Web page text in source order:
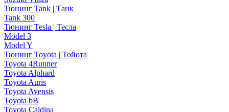
Тюнинг Tank | Танк
Tank 300
Тюнинг Tesla | Тесла
Model 3
Model Y
Тюнинг Toyota | Тойота
Toyota 4Runner
Toyota Alphard
Toyota Auris
Toyota Avensis
Toyota bB
Toyota Caldina